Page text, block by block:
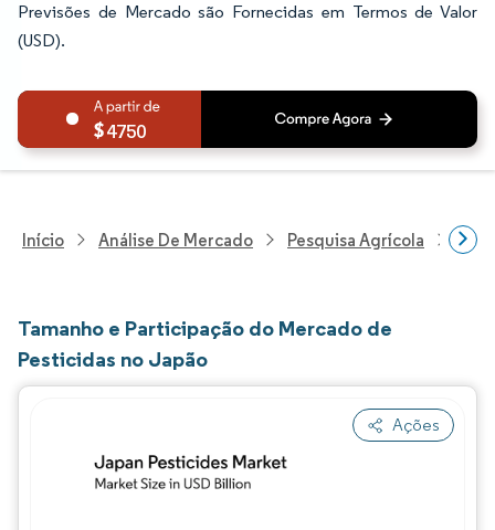
Previsões de Mercado são Fornecidas em Termos de Valor
(USD).
4750
Início Análise De Mercado Pesquisa Agrícola
Tamanho e Participação do Mercado de
Pesticidas no Japão
Ações